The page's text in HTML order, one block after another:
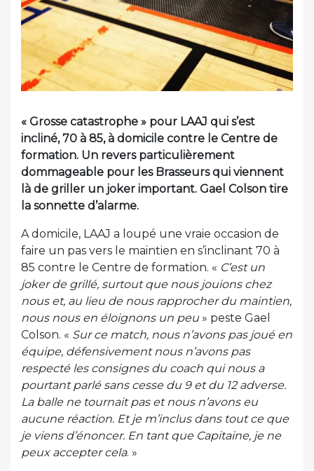
« Grosse catastrophe » pour LAAJ qui s’est
incliné, 70 à 85, à domicile contre le Centre de
formation. Un revers particulièrement
dommageable pour les Brasseurs qui viennent
là de griller un joker important. Gael Colson tire
la sonnette d’alarme.
A domicile, LAAJ a loupé une vraie occasion de
faire un pas vers le maintien en s’inclinant 70 à
85 contre le Centre de formation. « C’est un
joker de grillé, surtout que nous jouions chez
nous et, au lieu de nous rapprocher du maintien,
nous nous en éloignons un peu » peste Gael
Colson. « Sur ce match, nous n’avons pas joué en
équipe, défensivement nous n’avons pas
respecté les consignes du coach qui nous a
pourtant parlé sans cesse du 9 et du 12 adverse.
La balle ne tournait pas et nous n’avons eu
aucune réaction. Et je m’inclus dans tout ce que
je viens d’énoncer. En tant que Capitaine, je ne
peux accepter cela. »